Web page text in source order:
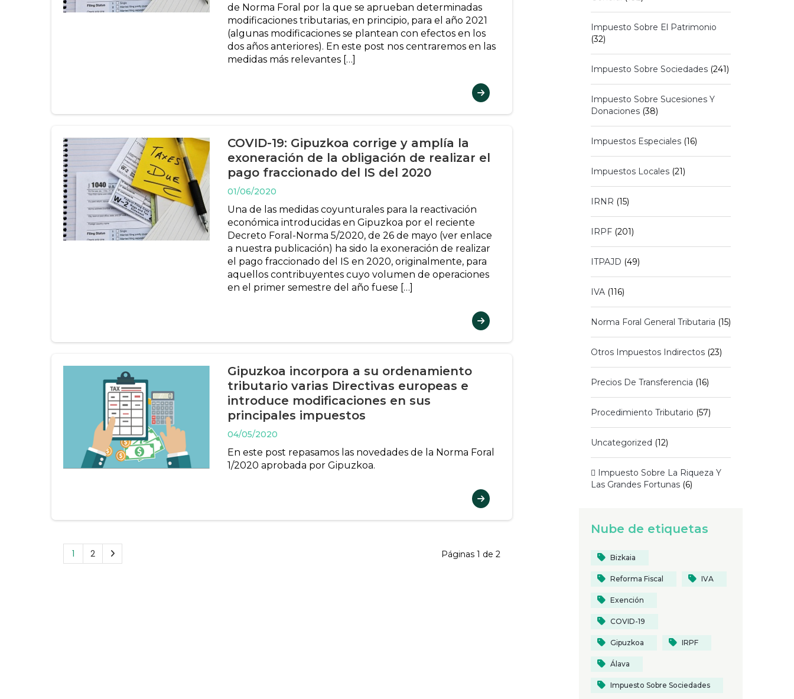
de Norma Foral por la que se aprueban determinadas
modificaciones tributarias, en principio, para el año 2021
(algunas modificaciones se plantean con efectos en los
dos años anteriores). En este post nos centraremos en las
medidas más relevantes […]
COVID-19: Gipuzkoa corrige y amplía la
exoneración de la obligación de realizar el
pago fraccionado del IS del 2020
01/06/2020
Una de las medidas coyunturales para la reactivación
económica introducidas en Gipuzkoa por el reciente
Decreto Foral-Norma 5/2020, de 26 de mayo (ver enlace
a nuestra publicación) ha sido la exoneración de realizar
el pago fraccionado del IS en 2020, originalmente, para
aquellos contribuyentes cuyo volumen de operaciones
en el primer semestre del año fuese […]
Gipuzkoa incorpora a su ordenamiento
tributario varias Directivas europeas e
introduce modificaciones en sus
principales impuestos
04/05/2020
En este post repasamos las novedades de la Norma Foral
1/2020 aprobada por Gipuzkoa.
Páginas 1 de 2
1 2
Impuesto Sobre El Patrimonio
(32)
Impuesto Sobre Sociedades(241)
Impuesto Sobre Sucesiones Y
Donaciones(38)
Impuestos Especiales(16)
Impuestos Locales(21)
IRNR (15)
IRPF(201)
ITPAJD (49)
IVA(116)
Norma Foral General Tributaria (15)
Otros Impuestos Indirectos(23)
Precios De Transferencia (16)
Procedimiento Tributario (57)
Uncategorized (12)
 Impuesto Sobre La Riqueza Y
Las Grandes Fortunas(6)
Nube de etiquetas
Bizkaia
Reforma Fiscal IVA
Exención
COVID-19
Gipuzkoa IRPF
Álava
Impuesto Sobre Sociedades